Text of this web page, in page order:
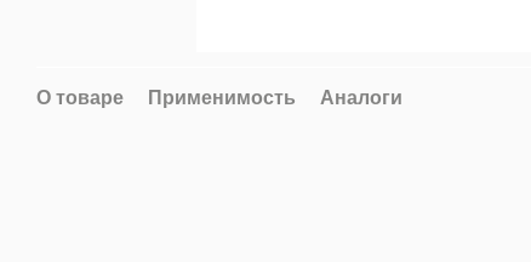
О товаре Применимость Аналоги